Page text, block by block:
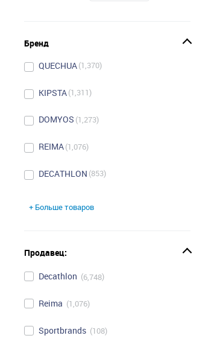
Бренд
QUECHUA 1,370
KIPSTA 1,311
DOMYOS 1,273
REIMA 1,076
DECATHLON 853
+ Больше товаров
Продавец:
Decathlon 6,748
Reima 1,076
Sportbrands 108